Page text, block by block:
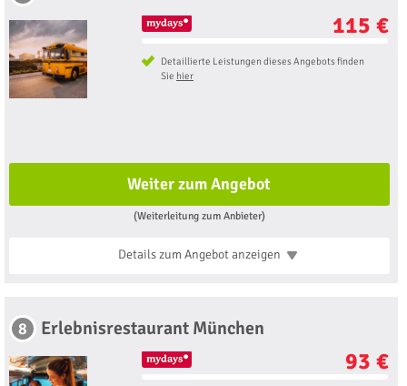
115 €
Detaillierte Leistungen dieses Angebots finden
Sie hier
Weiter zum Angebot
(Weiterleitung zum Anbieter)
Details zum Angebotanzeigen
8 Erlebnisrestaurant München
93 €